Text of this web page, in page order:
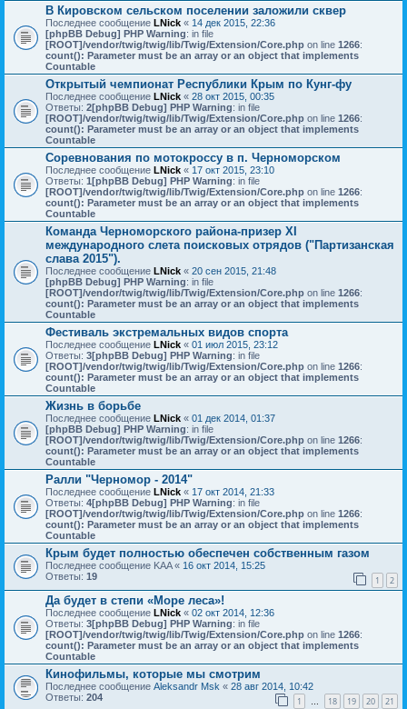
В Кировском сельском поселении заложили сквер
Последнее сообщение LNick « 14 дек 2015, 22:36
[phpBB Debug] PHP Warning: in file
[ROOT]/vendor/twig/twig/lib/Twig/Extension/Core.php on line 1266:
count(): Parameter must be an array or an object that implements
Countable
Открытый чемпионат Республики Крым по Кунг-фу
Последнее сообщение LNick « 28 окт 2015, 00:35
Ответы: 2[phpBB Debug] PHP Warning: in file
[ROOT]/vendor/twig/twig/lib/Twig/Extension/Core.php on line 1266:
count(): Parameter must be an array or an object that implements
Countable
Соревнования по мотокроссу в п. Черноморском
Последнее сообщение LNick « 17 окт 2015, 23:10
Ответы: 1 [phpBB Debug] PHP Warning: in file
[ROOT]/vendor/twig/twig/lib/Twig/Extension/Core.php on line 1266:
count(): Parameter must be an array or an object that implements
Countable
Команда Черноморского района-призер XI
международного слета поисковых отрядов ("Партизанская
слава 2015").
Последнее сообщение LNick « 20 сен 2015, 21:48
[phpBB Debug] PHP Warning: in file
[ROOT]/vendor/twig/twig/lib/Twig/Extension/Core.php on line 1266:
count(): Parameter must be an array or an object that implements
Countable
Фестиваль экстремальных видов спорта
Последнее сообщение LNick « 01 июл 2015, 23:12
Ответы: 3[phpBB Debug] PHP Warning: in file
[ROOT]/vendor/twig/twig/lib/Twig/Extension/Core.php on line 1266:
count(): Parameter must be an array or an object that implements
Countable
Жизнь в борьбе
Последнее сообщение LNick « 01 дек 2014, 01:37
[phpBB Debug] PHP Warning: in file
[ROOT]/vendor/twig/twig/lib/Twig/Extension/Core.php on line 1266:
count(): Parameter must be an array or an object that implements
Countable
Ралли "Черномор - 2014"
Последнее сообщение LNick « 17 окт 2014, 21:33
Ответы: 4[phpBB Debug] PHP Warning: in file
[ROOT]/vendor/twig/twig/lib/Twig/Extension/Core.php on line 1266:
count(): Parameter must be an array or an object that implements
Countable
Крым будет полностью обеспечен собственным газом
Последнее сообщение KAA« 16 окт 2014, 15:25
Ответы: 19 1 2
Да будет в степи «Море леса»!
Последнее сообщение LNick « 02 окт 2014, 12:36
Ответы: 3[phpBB Debug] PHP Warning: in file
[ROOT]/vendor/twig/twig/lib/Twig/Extension/Core.php on line 1266:
count(): Parameter must be an array or an object that implements
Countable
Кинофильмы, которые мы смотрим
Последнее сообщение Aleksandr Msk « 28 авг 2014, 10:42
Ответы: 204 1 … 18 19 20 21